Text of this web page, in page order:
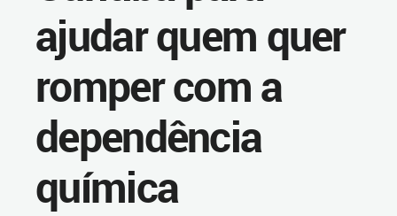
ajudar quem quer
romper com a
dependência
química